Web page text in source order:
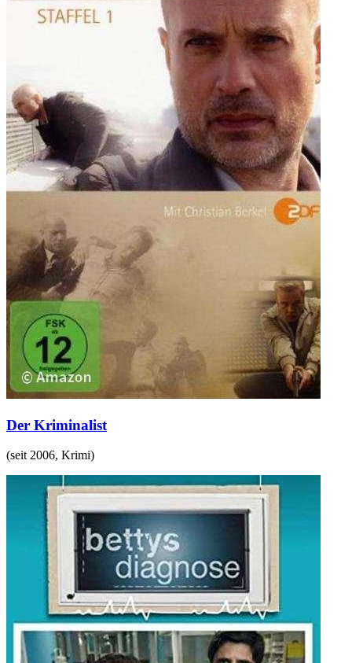
Der Kriminalist
(seit 2006, Krimi)